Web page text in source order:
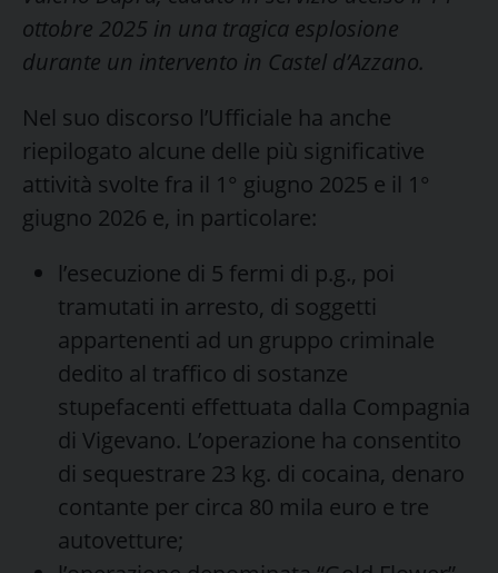
ottobre 2025 in una tragica esplosione
durante un intervento in Castel d’Azzano.
Nel suo discorso l’Ufficiale ha anche
riepilogato alcune delle più significative
attività svolte fra il 1° giugno 2025 e il 1°
giugno 2026 e, in particolare:
l’esecuzione di 5 fermi di p.g., poi
tramutati in arresto, di soggetti
appartenenti ad un gruppo criminale
dedito al traffico di sostanze
stupefacenti effettuata dalla Compagnia
di Vigevano. L’operazione ha consentito
di sequestrare 23 kg. di cocaina, denaro
contante per circa 80 mila euro e tre
autovetture;